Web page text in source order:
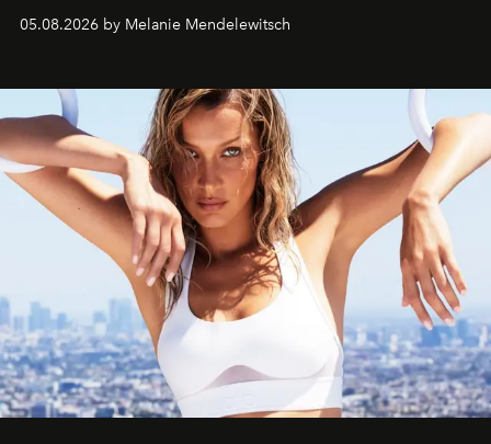
de vivre Romain dans toute son élégance intemporelle.
05.08.2026 by Melanie Mendelewitsch